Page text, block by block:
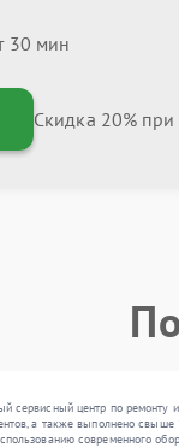
30 мин
Скидка 20% при
сервисный центр по
а также выполнено
современного